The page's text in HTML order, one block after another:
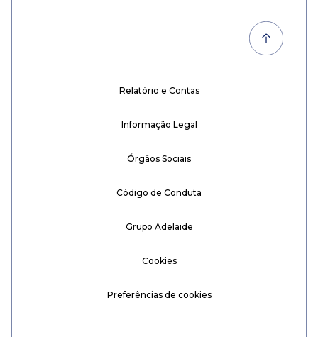
Relatório e Contas
Informação Legal
Órgãos Sociais
Código de Conduta
Grupo Adelaïde
Cookies
Preferências de cookies